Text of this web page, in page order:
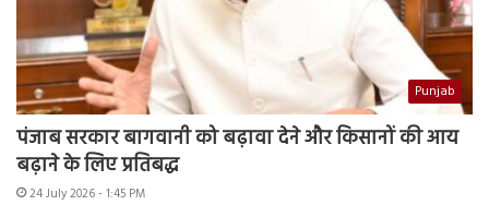
Punjab
पंजाब सरकार बागवानी को बढ़ावा देने और किसानों की आय
बढ़ाने के लिए प्रतिबद्ध
24 July 2026 - 1:45 PM